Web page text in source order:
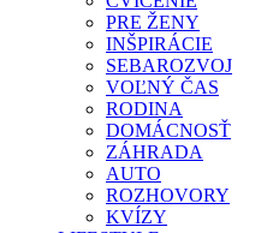
PRE ŽENY
INŠPIRÁCIE
SEBAROZVOJ
VOĽNÝ ČAS
RODINA
DOMÁCNOSŤ
ZÁHRADA
AUTO
ROZHOVORY
KVÍZY